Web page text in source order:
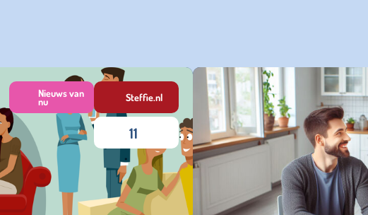
Nieuws van
nu Steffie.nl
11